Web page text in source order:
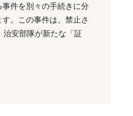
件を別々の手続きに分
。この事件は、禁止さ
安部隊が新たな「証